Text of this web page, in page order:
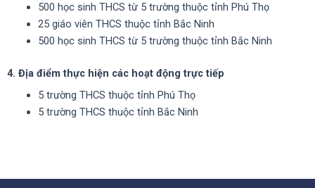
500 học sinh THCS từ 5 trường thuộc tỉnh Phú Thọ
25 giáo viên THCS thuộc tỉnh Bắc Ninh
500 học sinh THCS từ 5 trường thuộc tỉnh Bắc Ninh
4. Địa điểm thực hiện các hoạt động trực tiếp
5 trường THCS thuộc tỉnh Phú Thọ
5 trường THCS thuộc tỉnh Bắc Ninh